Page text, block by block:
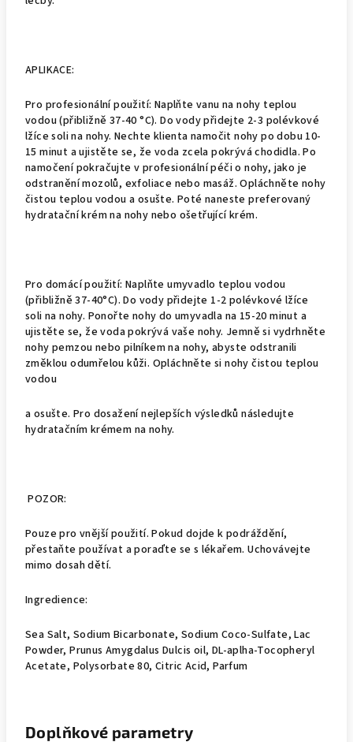
APLIKACE:
Pro profesionální použití: Naplňte vanu na nohy teplou
vodou (přibližně 37-40 °C). Do vody přidejte 2-3 polévkové
lžíce soli na nohy. Nechte klienta namočit nohy po dobu 10-
15 minut a ujistěte se, že voda zcela pokrývá chodidla. Po
namočení pokračujte v profesionální péči o nohy, jako je
odstranění mozolů, exfoliace nebo masáž. Opláchněte nohy
čistou teplou vodou a osušte. Poté naneste preferovaný
hydratační krém na nohy nebo ošetřující krém.
Pro domácí použití: Naplňte umyvadlo teplou vodou
(přibližně 37-40°C). Do vody přidejte 1-2 polévkové lžíce
soli na nohy. Ponořte nohy do umyvadla na 15-20 minut a
ujistěte se, že voda pokrývá vaše nohy. Jemně si vydrhněte
nohy pemzou nebo pilníkem na nohy, abyste odstranili
změklou odumřelou kůži. Opláchněte si nohy čistou teplou
vodou
a osušte. Pro dosažení nejlepších výsledků následujte
hydratačním krémem na nohy.
POZOR:
Pouze pro vnější použití. Pokud dojde k podráždění,
přestaňte používat a poraďte se s lékařem. Uchovávejte
mimo dosah dětí.
Ingredience:
Sea Salt, Sodium Bicarbonate, Sodium Coco-Sulfate, Lac
Powder, Prunus Amygdalus Dulcis oil, DL-aplha-Tocopheryl
Acetate, Polysorbate 80, Citric Acid, Parfum
Doplňkové parametry